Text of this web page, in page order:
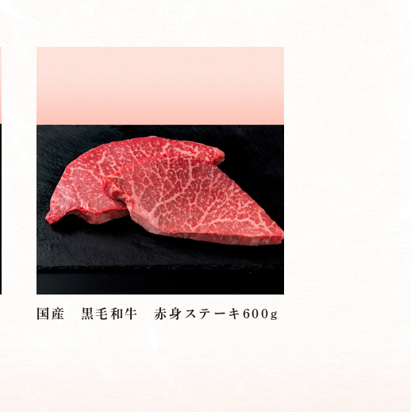
国産 黒毛和牛 赤身ステーキ600g